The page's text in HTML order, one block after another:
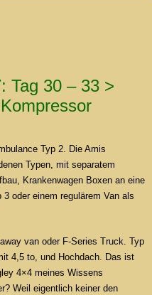
Tag 30 – 33 >
Typ 2. Die Amis
Typen, mit separatem
Krankenwagen Boxen an eine
oder einem regulärem Van als
van oder F-Series Truck. Typ
4,5 to, und Hochdach. Das ist
4×4 meines Wissens
Weil eigentlich keiner den